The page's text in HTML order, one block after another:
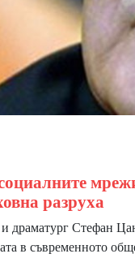
разруха
драматург Стефан
в съвременното